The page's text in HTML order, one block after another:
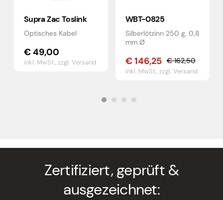
Supra Zac Toslink
Optisches Kabel
€49,00
inkl. MwSt.,zzgl. Versand
WBT-0825
Silberlötzinn 250 g, 0,8
mm Ø
€162,50
Ursprünglicher
Preis
€ 162,50
€146,25
Aktueller
Preis
€ 146,25.
inkl. MwSt.,zzgl. Versand
Zertifiziert, geprüft &
ausgezeichnet: